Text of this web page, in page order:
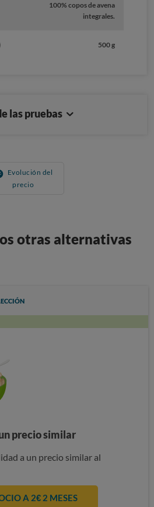
100% copos de avena
integrales.
500 g
las pruebas
Evolución del
precio
otras alternativas
precio similar
a un precio similar al
A 2€ 2 MESES